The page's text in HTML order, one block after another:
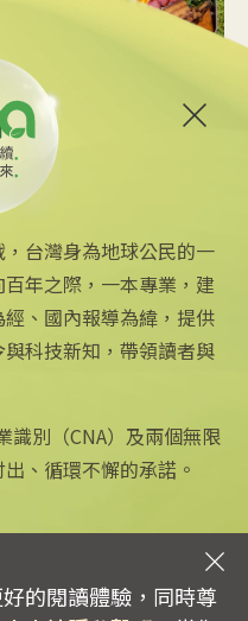
上線
下載
公司簡介
企業識別
公開資訊
台灣身為地球公民的一
年之際，一本專業，建
、國內報導為緯，提供
科技新知，帶領讀者與
識別（CNA）及兩個無限
、循環不懈的承諾。
的閱讀體驗，同時尊